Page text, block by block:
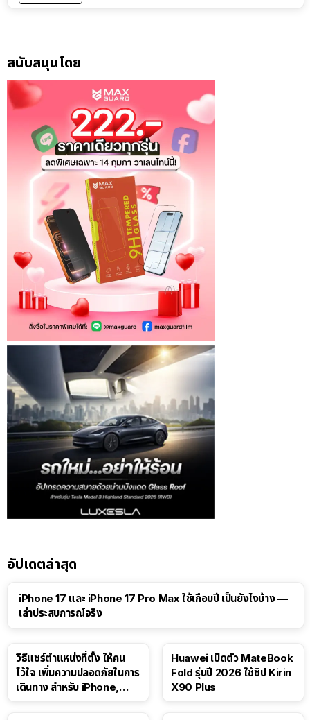
สนับสนุนโดย
อัปเดตล่าสุด
iPhone 17 และ iPhone 17 Pro Max ใช้เกือบปี เป็นยังไงบ้าง —
เล่าประสบการณ์จริง
วิธีแชร์ตำแหน่งที่ตั้ง ให้คน
ไว้ใจ เพิ่มความปลอดภัยในการ
เดินทาง สำหรับ iPhone,
Huawei เปิดตัว MateBook
Fold รุ่นปี 2026 ใช้ชิป Kirin
X90 Plus